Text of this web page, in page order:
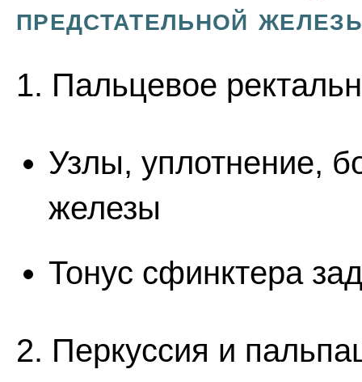
предстательной
1. Пальцевое
Узлы, уплотнение,
железы
Тонус сфинктера
2. Перкуссия и